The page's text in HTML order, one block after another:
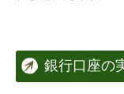
銀行口座の